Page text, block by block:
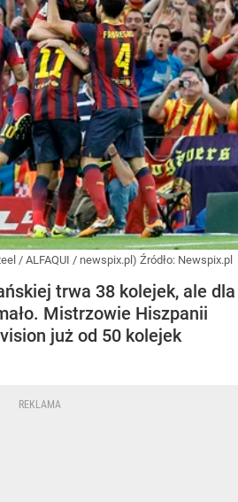
/ ALFAQUI / newspix.pl) Źródło: Newspix.pl
trwa 38 kolejek, ale dla
Mistrzowie Hiszpanii
już od 50 kolejek